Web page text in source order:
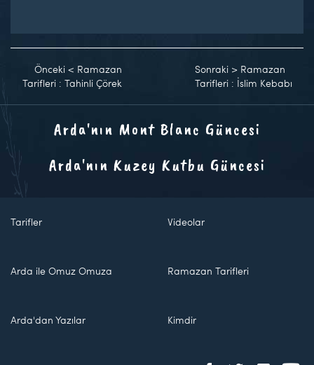
Önceki < Ramazan
Tarifleri : Tahinli Çörek
Sonraki > Ramazan
Tarifleri : İslim Kebabı
Arda'nın Mont Blanc Güncesi
Arda'nın Kuzey Kutbu Güncesi
Tarifler Videolar
Arda ile Omuz Omuza Ramazan Tarifleri
Arda'dan Yazılar Kimdir